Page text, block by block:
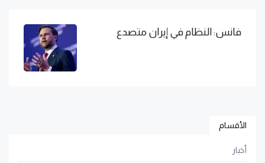
فانس: النظام في إيران متصدع
الأقسام
أخبار